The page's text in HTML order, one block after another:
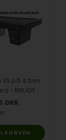
SS på 4 ben
- BRUGT
DKK